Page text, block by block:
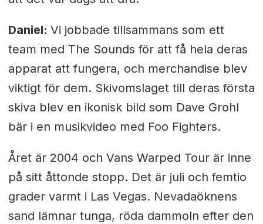
Daniel: Vi jobbade tillsammans som ett
team med The Sounds för att få hela deras
apparat att fungera, och merchandise blev
viktigt för dem. Skivomslaget till deras första
skiva blev en ikonisk bild som Dave Grohl
bär i en musikvideo med Foo Fighters.
Året är 2004 och Vans Warped Tour är inne
på sitt åttonde stopp. Det är juli och femtio
grader varmt i Las Vegas. Nevadaöknens
sand lämnar tunga, röda dammoln efter den